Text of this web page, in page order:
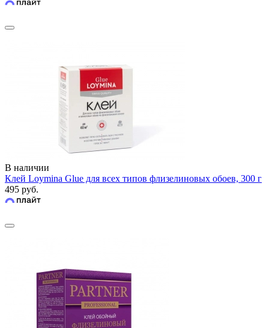
В наличии
Клей Loymina Glue для всех типов флизелиновых обоев, 300 г
495 руб.